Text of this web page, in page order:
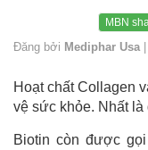
MBN
Đăng bởi Mediphar Usa
Hoạt chất Collagen
vệ sức khỏe. Nhất là
Biotin còn được